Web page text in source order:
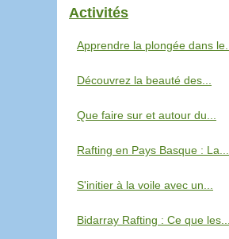
Activités
Apprendre la plongée dans le...
Découvrez la beauté des...
Que faire sur et autour du...
Rafting en Pays Basque : La...
S'initier à la voile avec un...
Bidarray Rafting : Ce que les...